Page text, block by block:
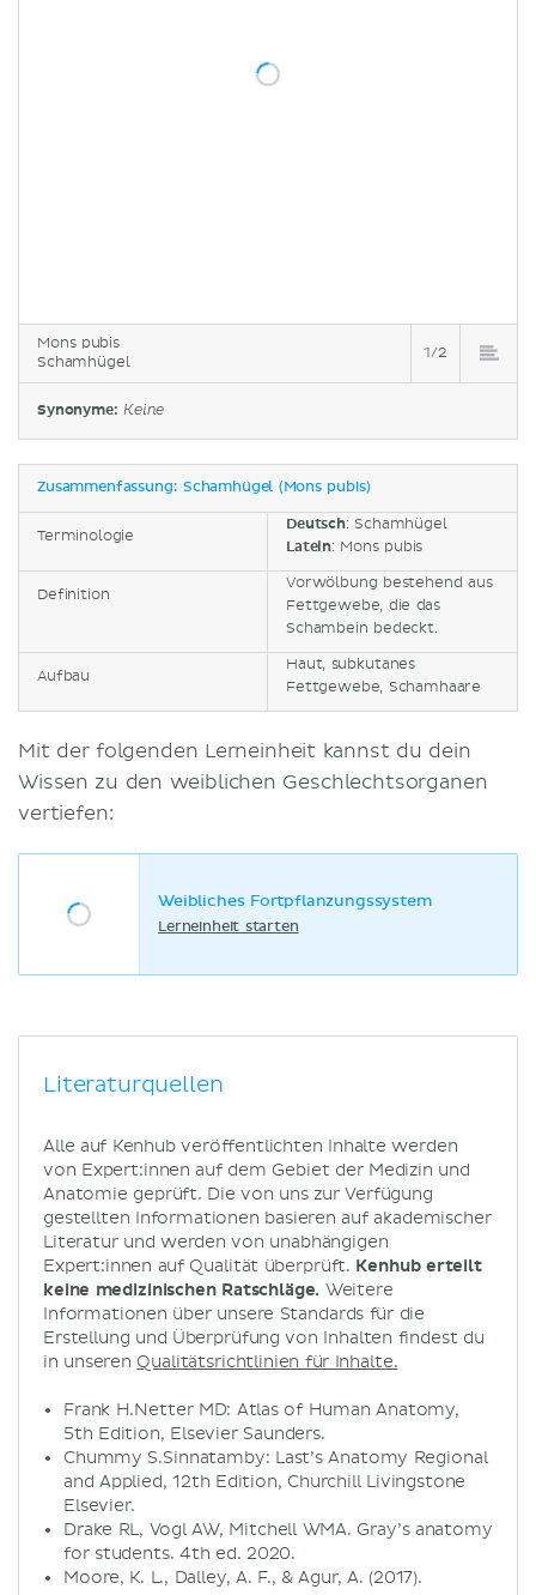
Mons pubis
Schamhügel
1/2
Synonyme: Keine
Zusammenfassung: Schamhügel (Mons pubis)
Terminologie
Deutsch: Schamhügel
Latein: Mons pubis
Definition
Vorwölbung bestehend aus
Fettgewebe, die das
Schambein bedeckt.
Aufbau
Haut, subkutanes
Fettgewebe, Schamhaare
Mit der folgenden Lerneinheit kannst du dein
Wissen zu den weiblichen Geschlechtsorganen
vertiefen:
Weibliches Fortpflanzungssystem
Lerneinheit starten
Literaturquellen
Alle auf Kenhub veröffentlichten Inhalte werden
von Expert:innen auf dem Gebiet der Medizin und
Anatomie geprüft. Die von uns zur Verfügung
gestellten Informationen basieren auf akademischer
Literatur und werden von unabhängigen
Expert:innen auf Qualität überprüft. Kenhub erteilt
keine medizinischen Ratschläge. Weitere
Informationen über unsere Standards für die
Erstellung und Überprüfung von Inhalten findest du
in unseren Qualitätsrichtlinien für Inhalte.
Frank H.Netter MD: Atlas of Human Anatomy,
5th Edition, Elsevier Saunders.
Chummy S.Sinnatamby: Last’s Anatomy Regional
and Applied, 12th Edition, Churchill Livingstone
Elsevier.
Drake RL, Vogl AW, Mitchell WMA. Gray’s anatomy
for students. 4th ed. 2020.
Moore, K. L., Dalley, A. F., & Agur, A. (2017).